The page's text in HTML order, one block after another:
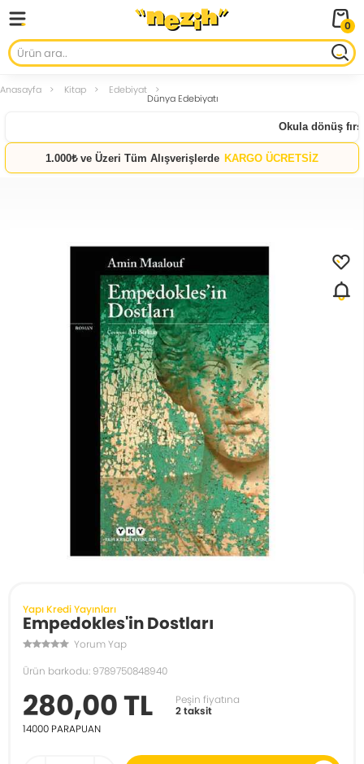
0
Anasayfa Kitap Edebiyat
Dünya Edebiyatı
Okula dönüş
1.000₺ ve Üzeri Tüm Alışverişlerde KARGO ÜCRETSİZ
Yapı Kredi Yayınları
Empedokles'in Dostları
Yorum Yap
Ürün barkodu: 9789750848940
280,00 TL
Peşin fiyatına
2 taksit
14000 PARAPUAN